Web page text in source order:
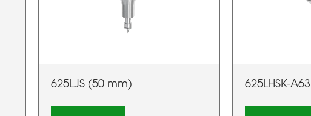
625LJS (50 mm) 625LHSK-